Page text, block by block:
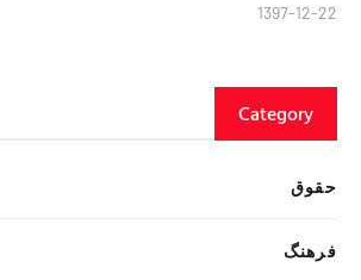
1397-12-22
Category
حقوق
فرهنگ